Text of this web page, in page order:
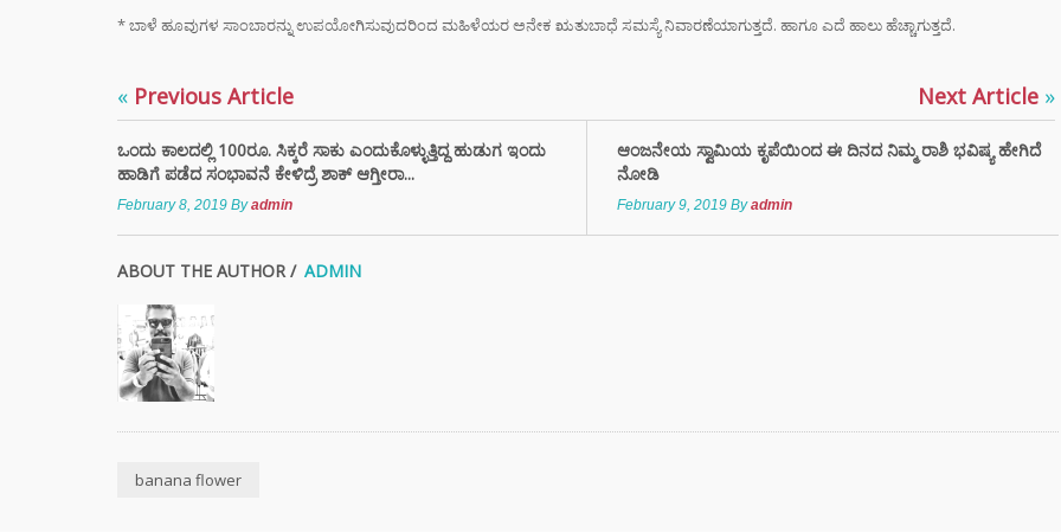
ಮುಖ್ಯಮಂತ್ರಿ
ಮುಂದಿನ ಸಿಎಂ?
* ಬಾಳೆ ಹೂವುಗಳ ಸಾಂಬಾರನ್ನು ಉಪಯೋಗಿಸುವುದರಿಂದ ಮಹಿಳೆಯರ ಅನೇಕ ಋತುಬಾಧೆ ಸಮಸ್ಯೆ ನಿವಾರಣೆಯಾಗುತ್ತದೆ. ಹಾಗೂ ಎದೆ ಹಾಲು ಹೆಚ್ಚಾಗುತ್ತದೆ.
« Previous Article
ಒಂದು ಕಾಲದಲ್ಲಿ 100ರೂ. ಸಿಕ್ಕರೆ ಸಾಕು ಎಂದುಕೊಳ್ಳುತ್ತಿದ್ದ ಹುಡುಗ ಇಂದು
ಹಾಡಿಗೆ ಪಡೆದ ಸಂಭಾವನೆ ಕೇಳಿದ್ರೆ ಶಾಕ್ ಆಗ್ತೀರಾ...
February 8, 2019 Byadmin
Next Article »
ಆಂಜನೇಯ ಸ್ವಾಮಿಯ ಕೃಪೆಯಿಂದ ಈ ದಿನದ ನಿಮ್ಮ ರಾಶಿ ಭವಿಷ್ಯ ಹೇಗಿದೆ
ನೋಡಿ
February 9, 2019 Byadmin
ABOUT THE AUTHOR / ADMIN
banana flower